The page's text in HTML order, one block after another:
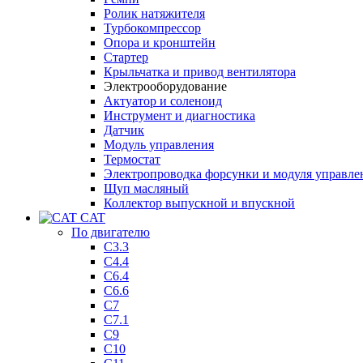
Ролик натяжителя
Турбокомпрессор
Опора и кронштейн
Стартер
Крыльчатка и привод вентилятора
Электрооборудование
Актуатор и соленоид
Инструмент и диагностика
Датчик
Модуль управления
Термостат
Электропроводка форсунки и модуля
Щуп масляный
Коллектор выпускной и впускной
CAT
По двигателю
C3.3
C4.4
C6.4
C6.6
C7
C7.1
C9
C10